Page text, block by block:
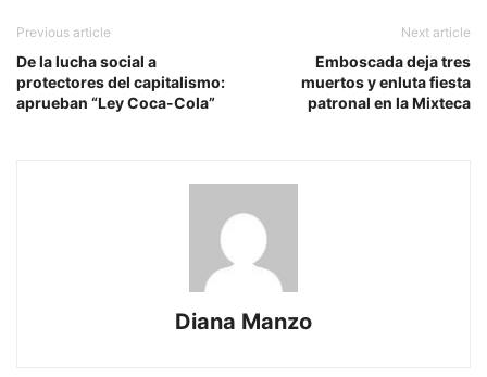
Previous article
De la lucha social a
protectores del capitalismo:
aprueban “Ley Coca-Cola”
Next article
Emboscada deja tres
muertos y enluta fiesta
patronal en la Mixteca
Diana Manzo